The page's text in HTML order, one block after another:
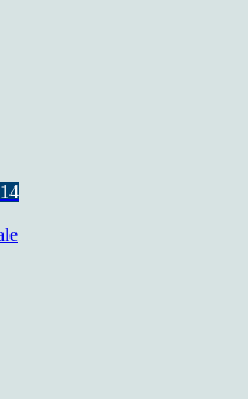
14